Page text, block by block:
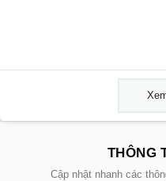
THÔNG
Cập nhật nhanh các